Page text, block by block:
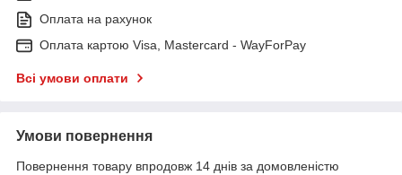
Оплата на рахунок
Оплата картою Visa, Mastercard - WayForPay
Всі умови оплати
Умови повернення
Повернення товару впродовж 14 днів за домовленістю